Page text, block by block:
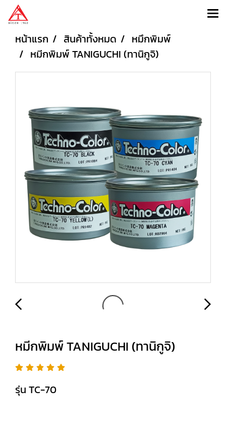
หน้าแรก สินค้าทั้งหมด
หมึกพิมพ์
หมีกพิมพ์ TANIGUCHI (ทานิกูจิ)
หมีกพิมพ์ TANIGUCHI (ทานิกูจิ)
รุ่น TC-70